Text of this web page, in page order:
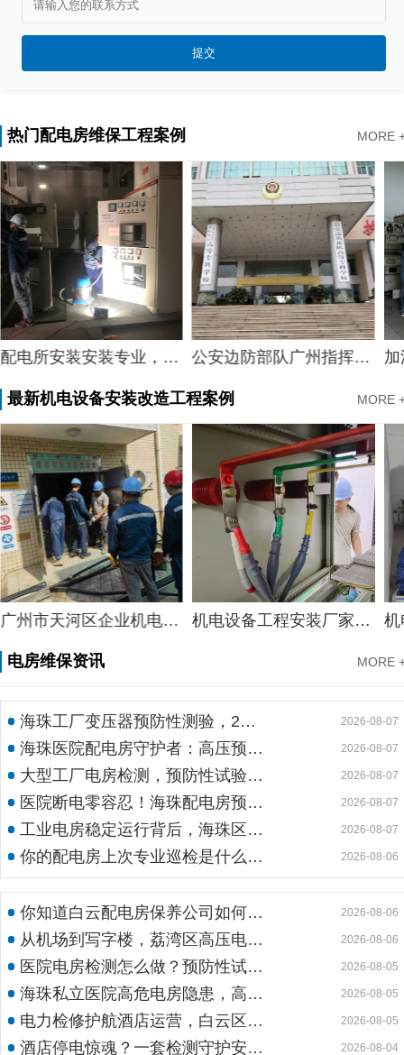
热门配电房维保工程案例 MORE
配电所安装安装专业，专业配电所配电箱维修中心物业配电所配电箱维修案例 公安边防部队广州指挥学校电房维保
最新机电设备安装改造工程案例 MORE
广州市天河区企业机电设备安装工程，质量水利二建机电设备安装服务案例 机电设备工程安装厂家，质量机电设备安装工程厂家提供景区机电设备安装工程案例分享
电房维保资讯 MORE
海珠工厂变压器预防性测验，24小时生产不断电的守护神 2026-08-07
海珠医院配电房守护者：高压预防性试验如何规避呼吸机停摆风险 2026-08-07
大型工厂电房检测，预防性试验护航24h连续生产 2026-08-07
医院断电零容忍！海珠配电房预防性检测如何守住生命线？ 2026-08-07
工业电房稳定运行背后，海珠区电房维护公司如何守护写字楼与工厂用电安全 2026-08-07
你的配电房上次专业巡检是什么时候？白云配电房巡检公司告诉你定期检测有多重要 2026-08-06
你知道白云配电房保养公司如何用标准化流程守护企业电力安全吗？ 2026-08-06
从机场到写字楼，荔湾区高压电房维保公司如何守护电力生命线 2026-08-06
医院电房检测怎么做？预防性试验守护生命线不停摆 2026-08-05
海珠私立医院高危电房隐患，高压预防性试验守护生命线 2026-08-05
电力检修护航酒店运营，白云区电房托管公司实力护航地标建筑 2026-08-05
酒店停电惊魂？一套检测守护安心运营 2026-08-04